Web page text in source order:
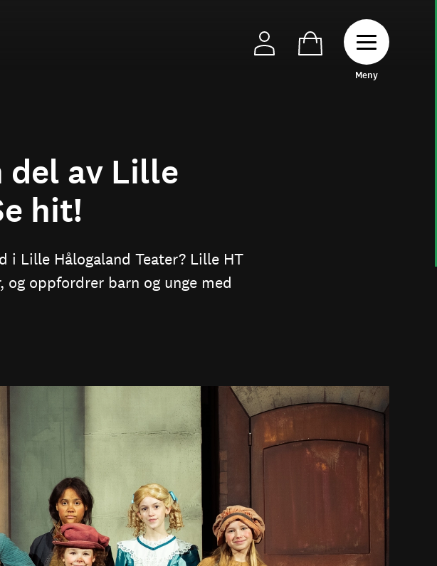
Toggle
Meny
av Lille
hit!
i Lille Hålogaland Teater? Lille HT
og oppfordrer barn og unge med